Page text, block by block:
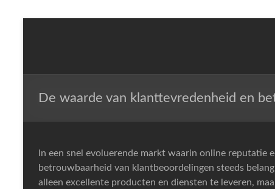
and
Line
De waarde van klanttevredenheid en
In een snel evoluerende markt waarin online
betrouwbaarheid van klantbeoordelingen steeds
alleen excellente producten en diensten te leveren,